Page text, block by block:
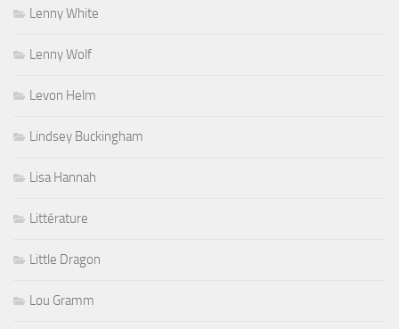
Lenny White
Lenny Wolf
Levon Helm
Lindsey Buckingham
Lisa Hannah
Littérature
Little Dragon
Lou Gramm